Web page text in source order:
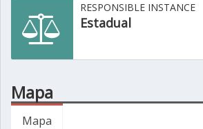
RESPONSIBLE INSTANCE
Estadual
Mapa
Mapa